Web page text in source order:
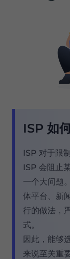
ISP 如
ISP 对于限
ISP 会阻止
一个大问题
体平台、新
行的做法，
式。
因此，能够
来说至关重